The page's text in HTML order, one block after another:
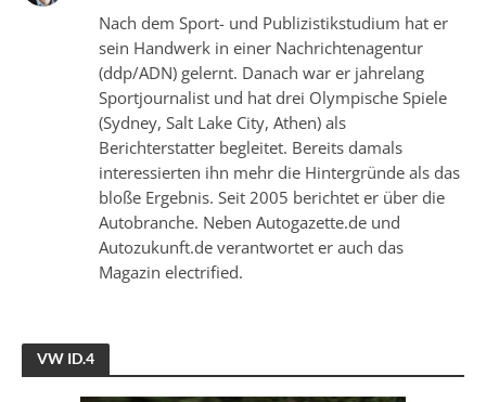
Nach dem Sport- und Publizistikstudium hat er
sein Handwerk in einer Nachrichtenagentur
(ddp/ADN) gelernt. Danach war er jahrelang
Sportjournalist und hat drei Olympische Spiele
(Sydney, Salt Lake City, Athen) als
Berichterstatter begleitet. Bereits damals
interessierten ihn mehr die Hintergründe als das
bloße Ergebnis. Seit 2005 berichtet er über die
Autobranche. Neben Autogazette.de und
Autozukunft.de verantwortet er auch das
Magazin electrified.
VW ID.4